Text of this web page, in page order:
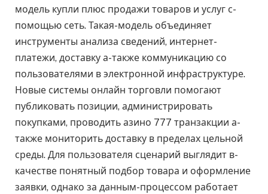
модель купли плюс продажи товаров и услуг с-
помощью сеть. Такая-модель объединяет
инструменты анализа сведений, интернет-
платежи, доставку а-также коммуникацию со
пользователями в электронной инфраструктуре.
Новые системы онлайн торговли помогают
публиковать позиции, администрировать
покупками, проводить азино 777 транзакции а-
также мониторить доставку в пределах цельной
среды. Для пользователя сценарий выглядит в-
качестве понятный подбор товара и оформление
заявки, однако за данным-процессом работает